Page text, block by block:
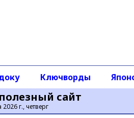
сайт
г., четверг
Ключворды